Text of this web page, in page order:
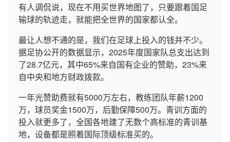
有人调侃说，现在不用买世界地图了，只要跟着国足
输球的轨迹走，就能把全世界的国家都认全。
最让人想不通的是，我们在足球上投入的钱并不少。
据足协公开的数据显示，2025年度国家队总支出达到
了28.7亿元，其中65%来自国有企业的赞助，23%来
自中央和地方财政拨款。
一年光赞助费就有5000万左右，教练团队年薪1200
万，球员奖金1500万，后勤保障500万。青训方面的
投入就更多了，全国各地建了无数个高标准的青训基
地，设备都是照着国际顶级标准买的。